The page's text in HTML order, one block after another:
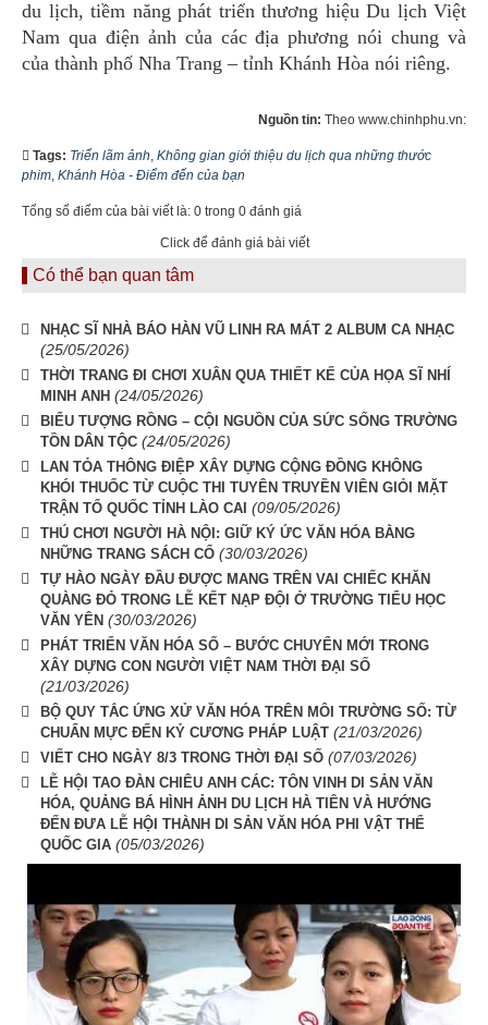
du lịch, tiềm năng phát triển thương hiệu Du lịch Việt
Nam qua điện ảnh của các địa phương nói chung và
của thành phố Nha Trang – tỉnh Khánh Hòa nói riêng.
Nguồn tin: Theo www.chinhphu.vn:
Tags: Triển lãm ảnh, Không gian giới thiệu du lịch qua những thước
phim, Khánh Hòa - Điểm đến của bạn
Tổng số điểm của bài viết là: 0 trong 0 đánh giá
Click để đánh giá bài viết
Có thể bạn quan tâm
NHẠC SĨ NHÀ BÁO HÀN VŨ LINH RA MÁT 2 ALBUM CA NHẠC
(25/05/2026)
THỜI TRANG ĐI CHƠI XUÂN QUA THIẾT KẾ CỦA HỌA SĨ NHÍ
MINH ANH (24/05/2026)
BIỂU TƯỢNG RỒNG – CỘI NGUỒN CỦA SỨC SỐNG TRƯỜNG
TỒN DÂN TỘC (24/05/2026)
LAN TỎA THÔNG ĐIỆP XÂY DỰNG CỘNG ĐỒNG KHÔNG
KHÓI THUỐC TỪ CUỘC THI TUYÊN TRUYỀN VIÊN GIỎI MẶT
TRẬN TỔ QUỐC TỈNH LÀO CAI (09/05/2026)
THÚ CHƠI NGƯỜI HÀ NỘI: GIỮ KÝ ỨC VĂN HÓA BẰNG
NHỮNG TRANG SÁCH CỔ (30/03/2026)
TỰ HÀO NGÀY ĐẦU ĐƯỢC MANG TRÊN VAI CHIẾC KHĂN
QUÀNG ĐỎ TRONG LỄ KẾT NẠP ĐỘI Ở TRƯỜNG TIỂU HỌC
VĂN YÊN (30/03/2026)
PHÁT TRIỂN VĂN HÓA SỐ – BƯỚC CHUYỂN MỚI TRONG
XÂY DỰNG CON NGƯỜI VIỆT NAM THỜI ĐẠI SỐ
(21/03/2026)
BỘ QUY TẮC ỨNG XỬ VĂN HÓA TRÊN MÔI TRƯỜNG SỐ: TỪ
CHUẨN MỰC ĐẾN KỶ CƯƠNG PHÁP LUẬT (21/03/2026)
VIẾT CHO NGÀY 8/3 TRONG THỜI ĐẠI SỐ (07/03/2026)
LỄ HỘI TAO ĐÀN CHIÊU ANH CÁC: TÔN VINH DI SẢN VĂN
HÓA, QUẢNG BÁ HÌNH ẢNH DU LỊCH HÀ TIÊN VÀ HƯỚNG
ĐẾN ĐƯA LỄ HỘI THÀNH DI SẢN VĂN HÓA PHI VẬT THỂ
QUỐC GIA (05/03/2026)